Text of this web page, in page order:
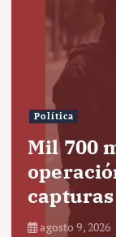
Política
Mil 700
agosto 9, 2026